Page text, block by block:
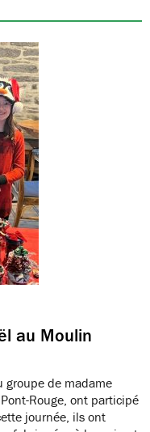
au Moulin
groupe de madame
Rouge, ont participé
journée, ils ont